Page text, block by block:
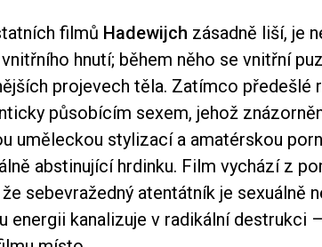
filmů Hadewijch zásadně liší, je
hnutí; během něho se vnitřní
projevech těla. Zatímco předešlé
působícím sexem, jehož
uměleckou stylizací a amatérskou
abstinující hrdinku. Film vychází z
sebevražedný atentátník je sexuálně
energii kanalizuje v radikální destrukci